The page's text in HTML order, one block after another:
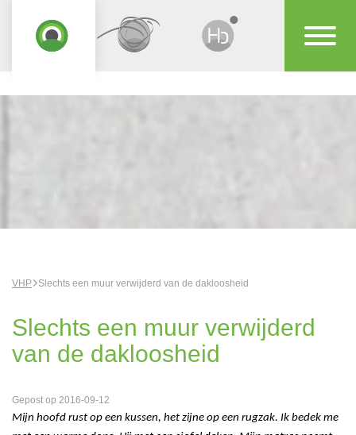
VHP Slechts een muur verwijderd van de dakloosheid
Slechts een muur verwijderd
van de dakloosheid
Gepost op 2016-09-12
Mijn hoofd rust op een kussen, het zijne op een rugzak. Ik bedek me